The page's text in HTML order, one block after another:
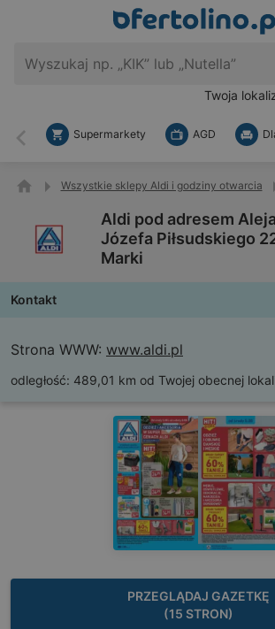
Twoja
Wstecz
Supermarkety AGD
Wszystkie sklepy Aldi i godziny otwarcia
Aldi pod adresem
Józefa Piłsudskiego
Marki
Kontakt
Strona WWW: www.aldi.pl
odległość: 489,01 km od Twojej obecnej
PRZEGLĄDAJ GAZETKĘ
(15 STRON)